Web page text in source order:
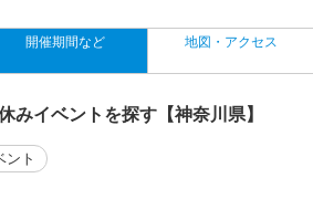
開催期間など 地図・アクセス
みイベントを探す【神奈川県】
ント